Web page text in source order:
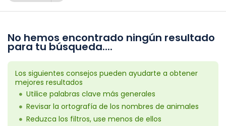
No hemos encontrado ningún resultado
para tu búsqueda....
Los siguientes consejos pueden ayudarte a obtener
mejores resultados
Utilice palabras clave más generales
Revisar la ortografía de los nombres de animales
Reduzca los filtros, use menos de ellos